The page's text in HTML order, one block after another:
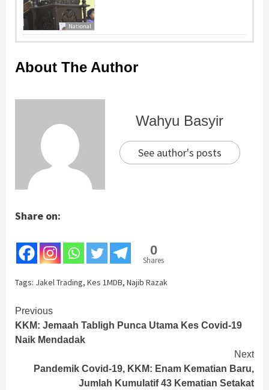
National
About The Author
Wahyu Basyir
See author's posts
Share on:
0
Shares
Tags: Jakel Trading, Kes 1MDB, Najib Razak
Continue
Reading
Previous
KKM: Jemaah Tabligh Punca Utama Kes Covid-19
Naik Mendadak
Next
Pandemik Covid-19, KKM: Enam Kematian Baru,
Jumlah Kumulatif 43 Kematian Setakat